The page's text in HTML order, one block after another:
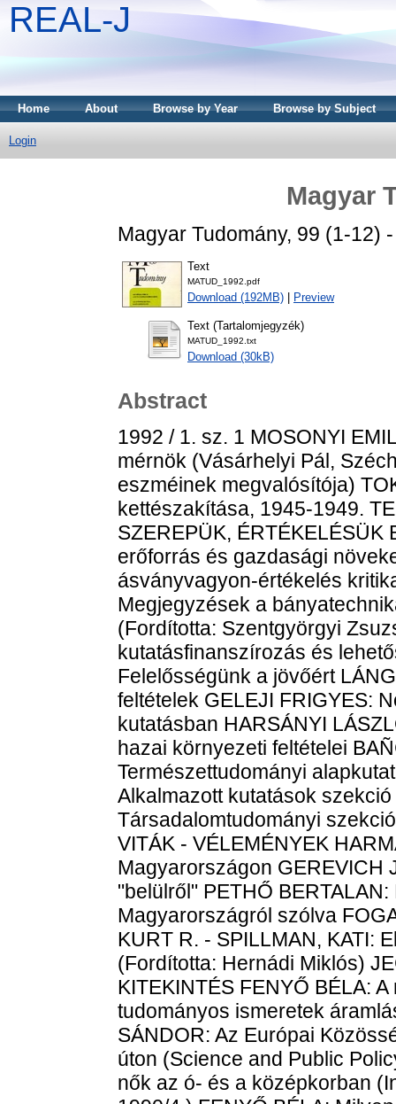
REAL-J
Home About Browse by Year Browse by Subject
Login
Magyar
Magyar Tudomány, 99 (1-12)
Text
MATUD_1992.pdf
Download (192MB) Preview
Text (Tartalomjegyzék)
MATUD_1992.txt
Download (30kB)
Abstract
1992 / 1. sz. 1 MOSONYI EMIL: Egy tragikus sorsú nagy magyar mérnök (Vásárhelyi Pál, Széchenyi István vízgazdálkodási eszméinek megvalósítója) TOKODY GYULA: Németország kettészakítása, 1945-1949. TERMÉSZETI ERŐFORRÁSOK: SZEREPÜK, ÉRTÉKELÉSÜK BERNÁT TIVADAR: Természeti erőforrás és gazdasági növekedés FALLER GUSZTÁV: Az ásványvagyon-értékelés kritikai elemzése FETTWEIS, GÜNTER: Megjegyzések a bányatechnika és bányagazdaságtan tudományáról (Fordította: Szentgyörgyi Zsuzsa) II. AKADÉMIAI FÓRUM A kutatásfinanszírozás és lehetőségei KOSÁRY DOMOKOS: Felelősségünk a jövőért LÁNG ISTVÁN: Korlátok - lehetőségek - feltételek GELEJI FRIGYES: Nonprofit rendszer az alkalmazott kutatásban HARSÁNYI LÁSZLÓ: A kutatás nonprofit működésének hazai környezeti feltételei BAÑCZEROWSKI JANUSZNÉ: Természettudományi alapkutatások szekció BÁLINT LAJOS: Alkalmazott kutatások szekció BARANYAY LÁSZLÓ: Társadalomtudományi szekció A II. Akadémiai Fórum állásfoglalása VITÁK - VÉLEMÉNYEK HARMAT PÁL: Az antipszichiátria fogadtatása Magyarországon GEREVICH JÓZSEF: A hazai antipszichiátria "belülről" PETHŐ BERTALAN: Korszakváltozás és antipszichiátria - Magyarországról szólva FOGALMAK - ÉRTELMEZÉSEK SPILLMAN, KURT R. - SPILLMAN, KATI: Ellenségkép és konfliktuscsuszamlás (Fordította: Hernádi Miklós) JEGYZET TARJÁN IMRE: Vitázzunk! KITEKINTÉS FENYŐ BÉLA: A nemzeti-szocialista Németország és a tudományos ismeretek áramlása (Minerva, 1990 tele) SPERLÁGH SÁNDOR: Az Európai Közösség a technológiai integráció felé vezető úton (Science and Public Policy, 1990. dec.) FENYŐ BÉLA: Tudós nők az ó- és a középkorban (Interdisciplinary Science Review, 1990/4.) FENYŐ BÉLA: Milyen lesz Franciaország könyvtára? (La Recherche, 1991. április) DOKUMENTUM SZINAI MIKLÓS: Kállay Miklós politikája és a Holocaust KÖNYVSZEMLE SÁNDOR PÁL: Takács Péter: Deák Ferenc politikai pályája, 1849-1865. [ismertetés] ENYEDI GYÖRGY: Illés Iván: Nemzedékek, elitek, ciklusok [ismertetés] KIS OTTÓ: Szabados József - Vértesi Péter: Interpolation of Functions [ismertetés] MANDICS GYÖRGY: Louis Bazin: Les Systemes chronologiques dans le monde turc ancien [ismertetés] SOMKUTI GABRIELLA: Kertész Gyula: A magyar időszaki kiadványok egyedi repertóriumai [ismertetés] UTÓHANG BÁLINT JÁNOS: Központi számítógép vagy elosztott intelligencia Az akadémiai feltalálók kitüntetése 1992 / 2. sz. 139 KISS LAJOS: Cuius regio, eius nomen? FARKAS GYŐZŐ: A fényelektromos jelenség és az Einstein-egyenlet nagy lézerintenzitásoknál BRAGYOVA ANDRÁS: Az igazságtétel legalitása INNOVÁCIÓS PARKOK MAGYARORSZÁGON BERÉNYI DÉNES: Innovációs parkok Magyarországon MOSONINÉ FRIED JUDIT: Alapítsunk innovációs parkot! PUNGOR ERNŐ: Utószó HORÁNYI GYÖRGY: Tudományos kultúra - nyelvi kultúra (Egy vegyész töprengései a magyar kémiai szaknyelv ápolásának szükségességéről) KUTATÁS ÉS KÖRNYEZET MÉSZÁROS ERNŐ: Környezettudomány: a kutatás új távlatai MICHELBERGER PÁL: Közlekedés - környezet - mérnöki felelősség TESTÜLETI HÍREK RÉT RÓZSA: Az MTA rendkívüli közgyűlése A rendkívüli közgyűlés határozata RÉT RÓZSA: Az elnökség napirendjén: szervezeti kérdések A Széchenyi István Ösztöndíj alapítvány pályázata A TUDOMÁNYOS MŰHELY PROBLÉMÁI BERÉNYI DÉNES: Merre tartson az akadémiai intézethálózat? TARJÁN IMRE: Akadémia és egyetem SOLYMOSI FRIGYES: Az akadémiai és az egyetemi kutatás korszerűsítéséről PÁLYÁZATI FELHÍVÁS VITÁK - VÉLEMÉNYEK SZUMMER CSABA: Identitásváltás vagy identitáspatológia? (Néhány észrevétel Erős Ferenc írásához) JEGYZET BALÁZS TIBOR: Eretnek gondolatok a kutatásszervezésről INTERJÚ TÓTH TIBOR, F.: Az innováció szolgálatában (Beszélgetés iványi Istvánnal, az Országos Találmányi Hivatal elnökével) MEGEMLÉKEZÉSEK KELÉNYI GÁBOR: Romhányi György (1905-1991) MAROSI ERNŐ: Németh Lajos (1929-1991) HAJDÚ PÉTER: Mikko Korhonen (1936-1991) A TUDOMÁNY TÖRTÉNETÉBŐL ÁDÁM ANTAL: Molnár